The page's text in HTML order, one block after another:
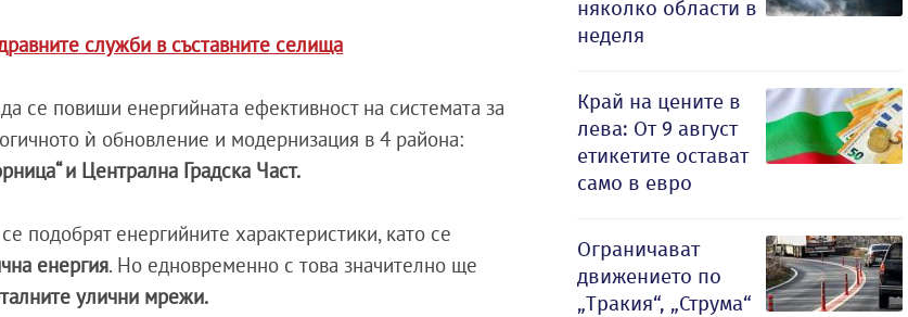
служби в съставните селища
се повиши енергийната ефективност на системата за
ѝ обновление и модернизация в 4 района:
и Централна Градска Част.
подобрят енергийните характеристики, като се
енергия. Но едновременно с това значително ще
улични мрежи.
няколко области в
неделя
Край на цените в
лева: От 9 август
етикетите остават
само в евро
Ограничават
движението по
„Тракия“, „Струма“